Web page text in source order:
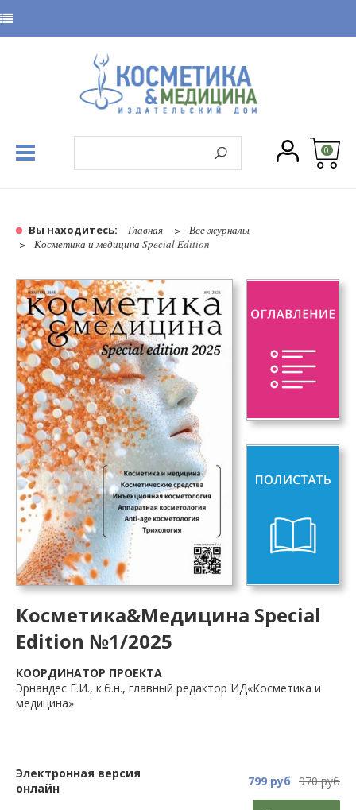
0
Вы находитесь: Главная
Все журналы
Косметика и медицина Special Edition
Косметика&Медицина Special
Edition №1/2025
КООРДИНАТОР ПРОЕКТА
Эрнандес Е.И., к.б.н., главный редактор ИД«Косметика и
медицина»
Электронная версия
онлайн
799 руб 970 руб